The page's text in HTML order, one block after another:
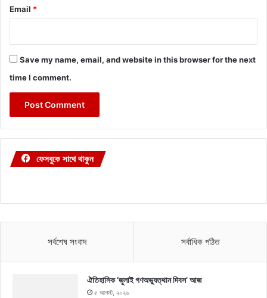
Email *
Save my name, email, and website in this browser for the next
time I comment.
ফেসবুকে সাথে থাকুন
সর্বশেষ সংবাদ সর্বাধিক পঠিত
ঐতিহাসিক ‘জুলাই গণঅভ্যুত্থান দিবস’ আজ
৫ আগস্ট, ২০২৬